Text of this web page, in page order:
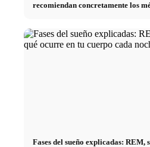
recomiendan concretamente los
Fases del sueño explicadas: REM,